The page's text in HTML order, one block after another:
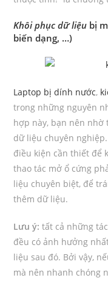
Khôi phục dữ liệu bị
biến dạng, …)
Laptop bị dính nước,
trong những nguyên
hợp này, bạn nên nhờ
dữ liệu chuyên
điều kiện cần thiết để
thao tác mở ổ cứng
liệu chuyên biệt, để
thêm dữ liệu.
Lưu ý: tất cả những
đều có ảnh hưởng
liệu sau đó. Bởi vậy,
mà nên nhanh chóng